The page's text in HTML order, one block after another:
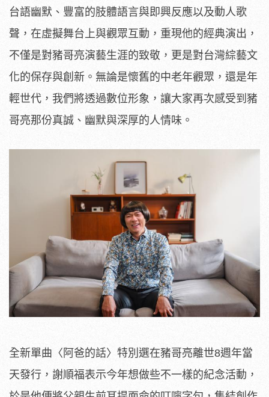
台語幽默、 豐富的肢體語言與即興反應以及動人歌
聲， 在虛擬舞台上與觀眾互動，重現他的經典演出，
不僅是對豬哥亮演藝生涯的致敬， 更是對台灣綜藝文
化的保存與創新。無論是懷舊的中老年觀眾， 還是年
輕世代，我們將透過數位形象， 讓大家再次感受到豬
哥亮那份真誠、幽默與深厚的人情味。
全新單曲〈阿爸的話〉特別選在豬哥亮離世8週年當
天發行， 謝順福表示今年想做些不一樣的紀念活動，